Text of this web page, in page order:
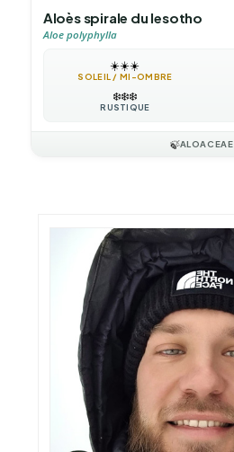
Aloès spirale du lesotho
Aloe polyphylla
☀️☀️☀️
SOLEIL / MI-OMBRE
❄️❄️❄️
RUSTIQUE
🍃ALOACEAE